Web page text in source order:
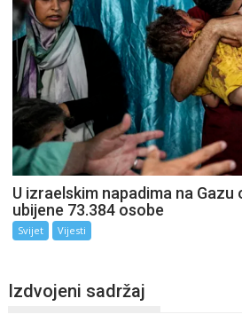
U izraelskim napadima na
ubijene 73.384 osobe
Svijet Vijesti
Izdvojeni sadržaj